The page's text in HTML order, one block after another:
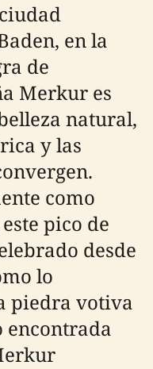
en la
de
Merkur es
natural,
y las
como
pico de
desde
lo
piedra votiva
encontrada